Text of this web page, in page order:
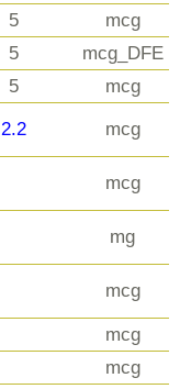
5
mcg
5
mcg_DFE
5
mcg
2.2 mcg
mcg
mg
mcg
mcg
mcg